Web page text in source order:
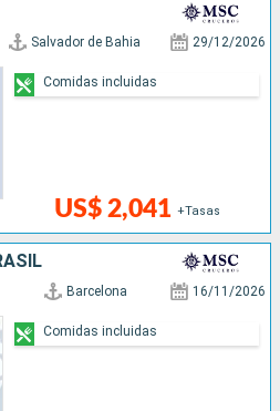
Salvador de Bahia 29/12/2026
US$ 2,041 +Tasas
Comidas incluidas
Barcelona 16/11/2026
Comidas incluidas